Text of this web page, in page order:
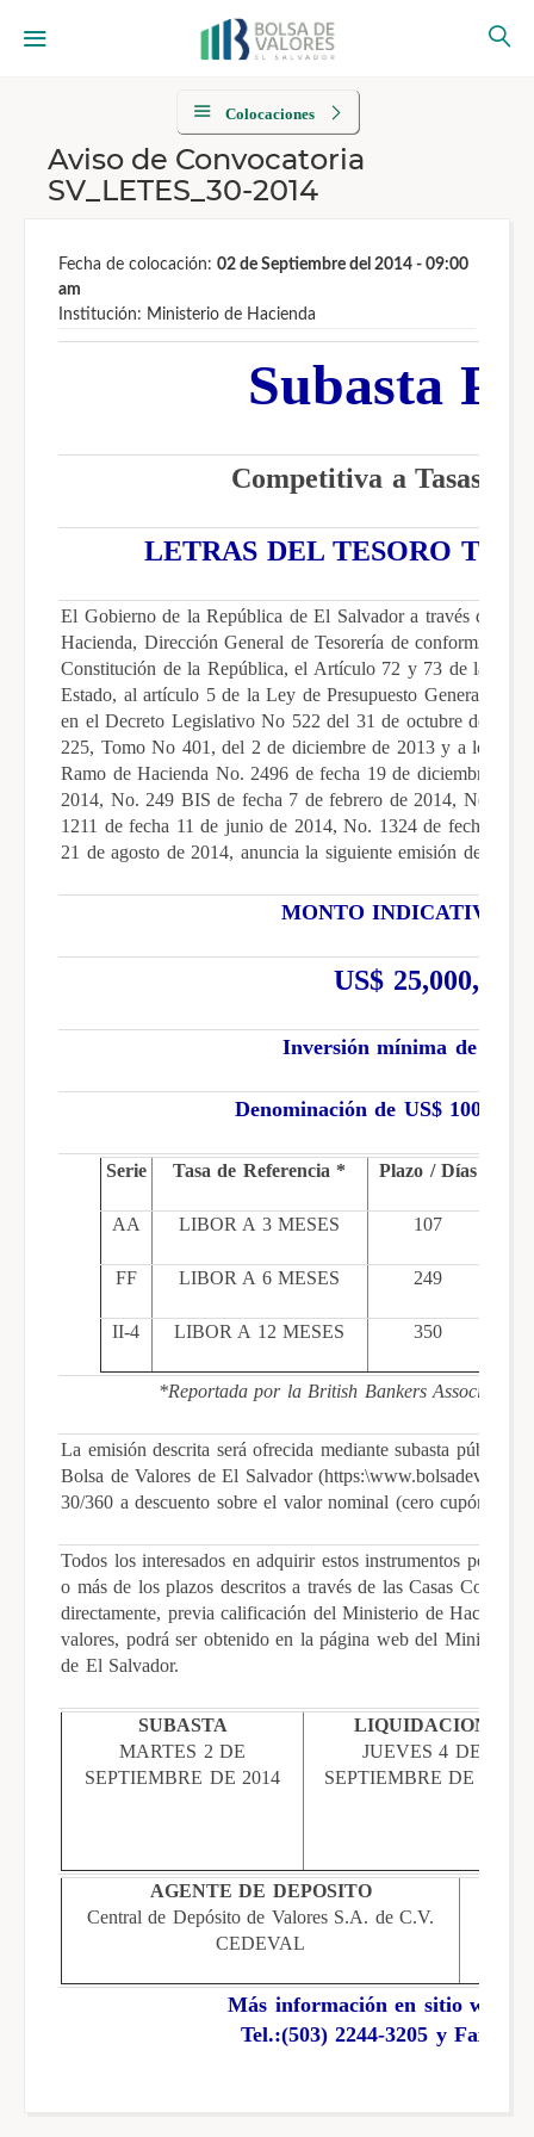
Colocaciones
Aviso de Convocatoria
SV_LETES_30-2014
Fecha de colocación: 02 de Septiembre del 2014 - 09:00
am
Institución: Ministerio de Hacienda
Subasta
Competitiva a Tasas
LETRAS DEL TESORO
El Gobierno de la República de El Salvador a través del
Hacienda, Dirección General de Tesorería de conformidad
Constitución de la República, el Artículo 72 y 73 de la Ley
Estado, al artículo 5 de la Ley de Presupuesto General del
en el Decreto Legislativo No 522 del 31 de octubre de
225, Tomo No 401, del 2 de diciembre de 2013 y a los
Ramo de Hacienda No. 2496 de fecha 19 de diciembre de
2014, No. 249 BIS de fecha 7 de febrero de 2014, No.
1211 de fecha 11 de junio de 2014, No. 1324 de fecha 25
21 de agosto de 2014, anuncia la siguiente emisión de
MONTO INDICATIVO
US$
Inversión mínima de
Denominación de US$ 100.00
Serie Tasa de Referencia * Plazo / Días
AA LIBOR A 3 MESES 107
FF LIBOR A 6 MESES 249
II-4 LIBOR A 12 MESES 350
*Reportada por la British Bankers
La emisión descrita será ofrecida mediante subasta pública
Bolsa de Valores de El Salvador
30/360 a descuento sobre el valor nominal (cero cupón) y
Todos los interesados en adquirir estos instrumentos podrán
o más de los plazos descritos a través de las Casas
directamente, previa calificación del Ministerio de
valores, podrá ser obtenido en la página web del Ministerio
de El Salvador.
SUBASTA
MARTES 2 DE
SEPTIEMBRE DE 2014
LIQUIDACION
JUEVES 4 DE
SEPTIEMBRE DE 2014
AGENTE DE DEPOSITO
Central de Depósito de Valores S.A. de C.V.
CEDEVAL
Más información en sitio web:
Tel.:(503) 2244-3205 y Fax: